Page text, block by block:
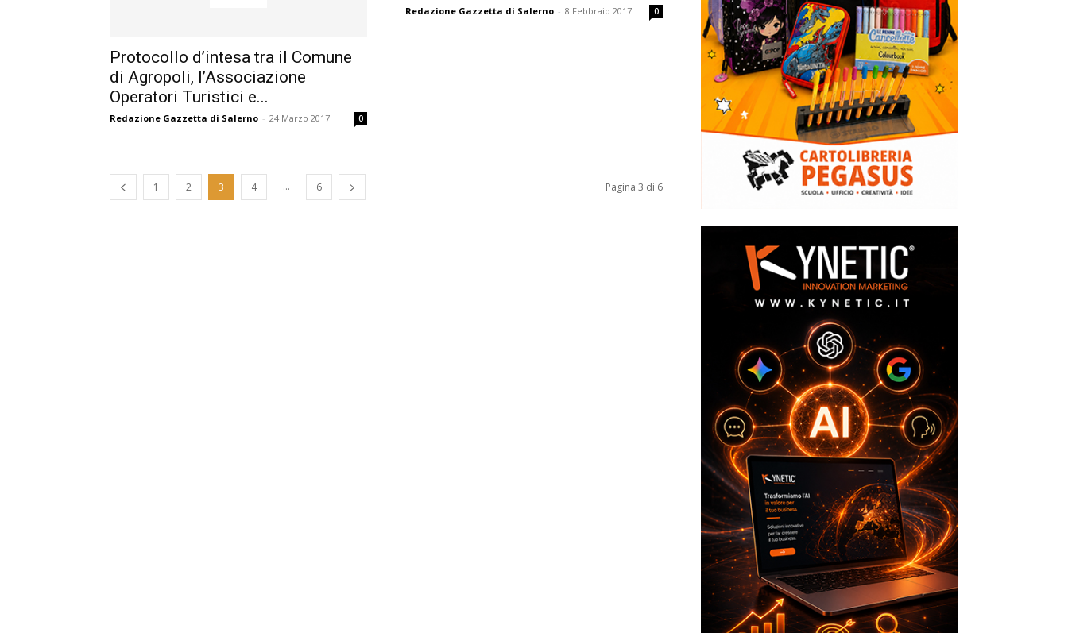
Protocollo d’intesa tra il Comune
di Agropoli, l’Associazione
Operatori Turistici e...
Redazione Gazzetta di Salerno - 24 Marzo 2017 0
Redazione Gazzetta di Salerno - 8 Febbraio 2017 0
1 2 3 4 ... 6 Pagina 3 di 6